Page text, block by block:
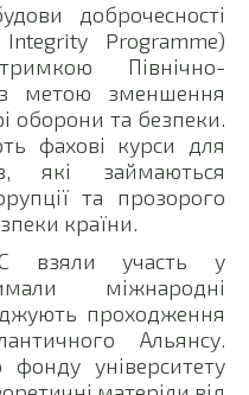
доброчесності
Programme)
Північно-
метою зменшення
оборони та безпеки.
фахові курси для
які займаються
та прозорого
країни.
взяли участь у
міжнародні
проходження
Альянсу.
університету